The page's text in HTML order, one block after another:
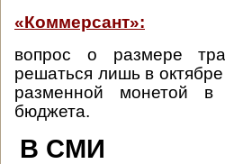
«Коммерсант»:
вопрос о размере
решаться лишь в
разменной монетой в
бюджета.
В СМИ